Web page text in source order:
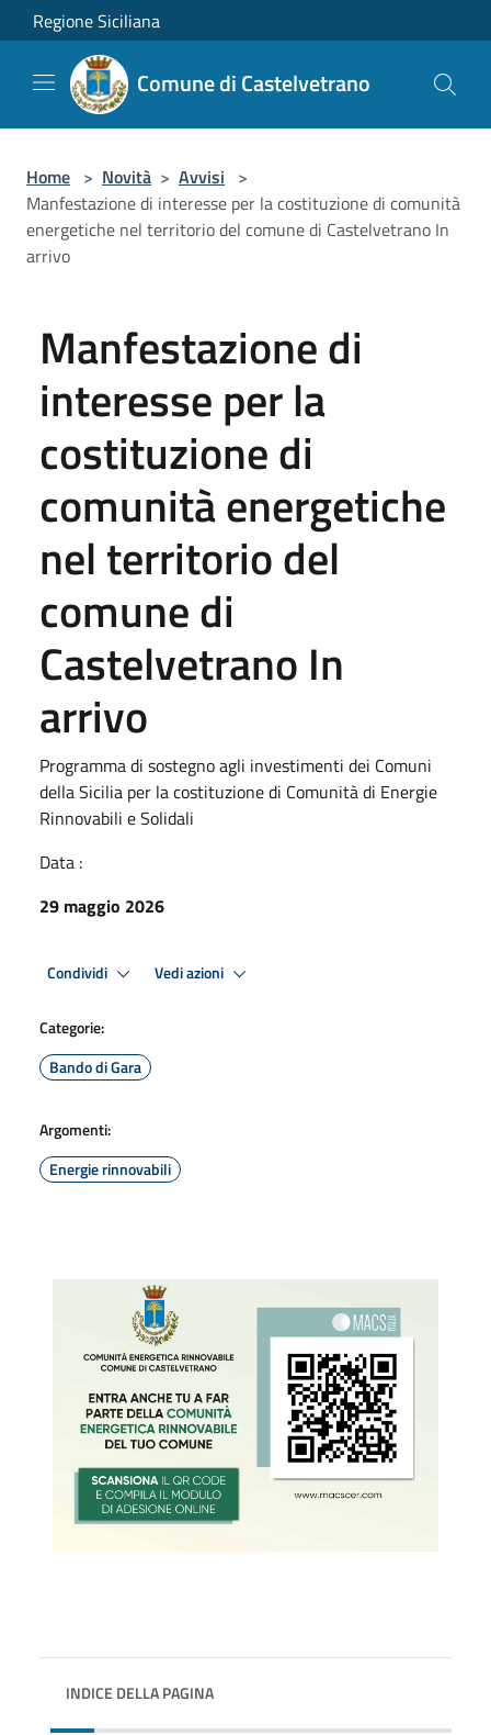
Salta al contenuto principale
Regione Siciliana
Comune di Castelvetrano
Home > Novità > Avvisi >
Manfestazione di interesse per la costituzione di comunità
energetiche nel territorio del comune di Castelvetrano In
arrivo
Manfestazione di
interesse per la
costituzione di
comunità energetiche
nel territorio del
comune di
Castelvetrano In
arrivo
Programma di sostegno agli investimenti dei Comuni
della Sicilia per la costituzione di Comunità di Energie
Rinnovabili e Solidali
Data :
29 maggio 2026
Condividi Vedi azioni
Categorie:
Bando di Gara
Argomenti:
Energie rinnovabili
INDICE DELLA PAGINA